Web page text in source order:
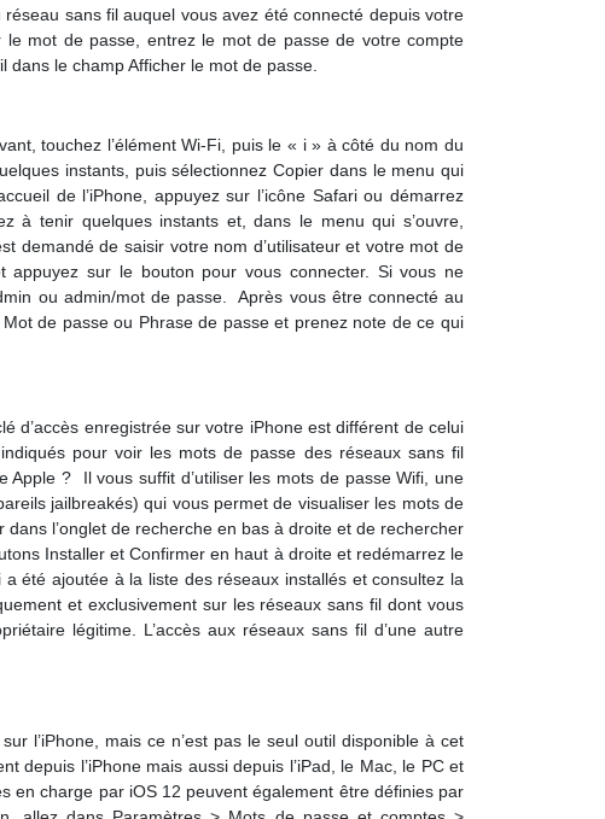
sans fil auquel vous avez été connecté depuis votre
mot de passe, entrez le mot de passe de votre compte
le champ Afficher le mot de passe.
touchez l’élément Wi-Fi, puis le « i » à côté du nom du
instants, puis sélectionnez Copier dans le menu qui
de l’iPhone, appuyez sur l’icône Safari ou démarrez
à tenir quelques instants et, dans le menu qui s’ouvre,
demandé de saisir votre nom d’utilisateur et votre mot de
appuyez sur le bouton pour vous connecter. Si vous ne
ou admin/mot de passe. Après vous être connecté au
de passe ou Phrase de passe et prenez note de ce qui
d’accès enregistrée sur votre iPhone est différent de celui
pour voir les mots de passe des réseaux sans fil
Apple ? Il vous suffit d’utiliser les mots de passe Wifi, une
jailbreakés) qui vous permet de visualiser les mots de
l’onglet de recherche en bas à droite et de rechercher
Installer et Confirmer en haut à droite et redémarrez le
a été ajoutée à la liste des réseaux installés et consultez la
et exclusivement sur les réseaux sans fil dont vous
légitime. L’accès aux réseaux sans fil d’une autre
l’iPhone, mais ce n’est pas le seul outil disponible à cet
depuis l’iPhone mais aussi depuis l’iPad, le Mac, le PC et
en charge par iOS 12 peuvent également être définies par